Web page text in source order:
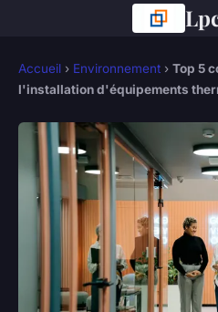
Accueil › Environnement › Top 5
l'installation d'équipements